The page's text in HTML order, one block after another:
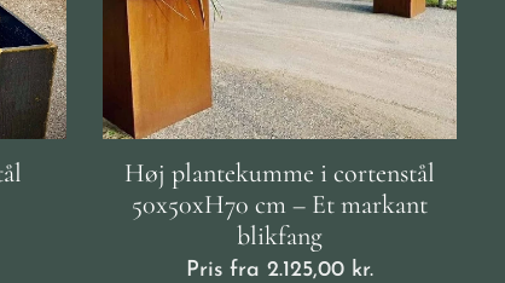
Høj plantekumme i cortenstål
50x50xH70 cm – Et markant
blikfang
Pris fra 2.125,00kr.